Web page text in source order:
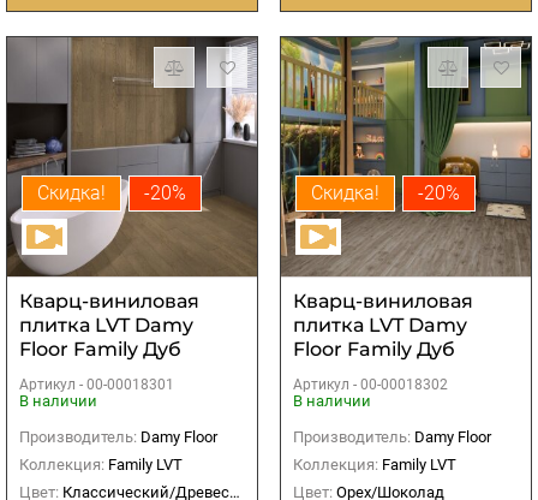
Скидка! -20%
Кварц-виниловая
плитка LVT Damy
Floor Family Дуб
Мокко
Артикул - 00-00018301
В наличии
Производитель: Damy Floor
Коллекция: Family LVT
Цвет: Классический/Древесный
Скидка! -20%
Кварц-виниловая
плитка LVT Damy
Floor Family Дуб
Горный
Артикул - 00-00018302
В наличии
Производитель: Damy Floor
Коллекция: Family LVT
Цвет: Орех/Шоколад